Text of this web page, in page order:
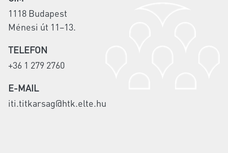
1118 Budapest
Ménesi út 11–13.
TELEFON
+36 1 279 2760
E-MAIL
iti.titkarsag@htk.elte.hu